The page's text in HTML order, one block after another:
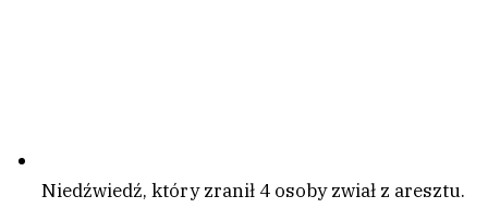
Niedźwiedź, który zranił 4 osoby zwiał z aresztu.